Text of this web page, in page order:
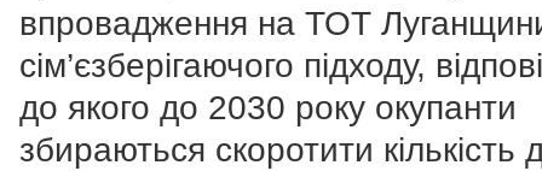
впровадження на ТОТ
сім’єзберігаючого підходу,
до якого до 2030 року окупанти
збираються скоротити кількість